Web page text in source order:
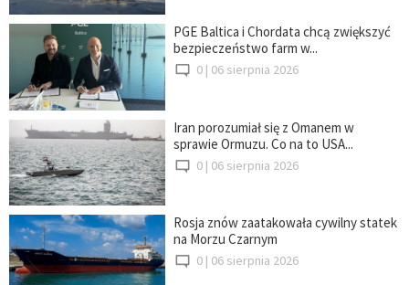
PGE Baltica i Chordata chcą zwiększyć
bezpieczeństwo farm w...
0 | 06 sierpnia 2026
Iran porozumiał się z Omanem w
sprawie Ormuzu. Co na to USA...
0 | 06 sierpnia 2026
Rosja znów zaatakowała cywilny statek
na Morzu Czarnym
0 | 06 sierpnia 2026